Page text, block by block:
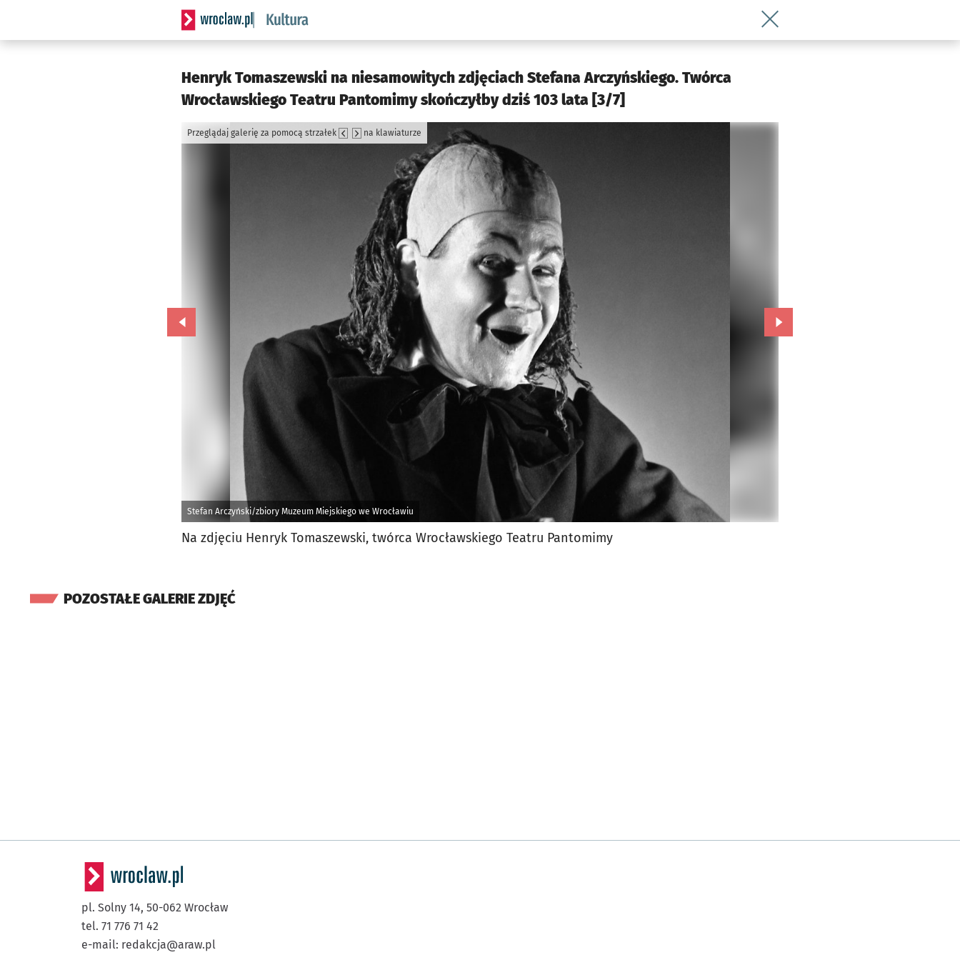
Serwis informacyjny wroclaw.pl podserwis: Kultura
Wróć do artykułu Henryk
Henryk Tomaszewski na niesamowitych zdjęciach Stefana Arczyńskiego. Twórca
Wrocławskiego Teatru Pantomimy skończyłby dziś 103 lata [3/7]
Stefan Arczyński/zbiory Muzeum Miejskiego we Wrocławiu
Przeglądaj galerię za pomocą strzałek na klawiaturze
Przejdź do poprzedniego zdjęcia. Przejdź do kolejnego zdjęcia.
Na zdjęciu Henryk Tomaszewski, twórca Wrocławskiego Teatru Pantomimy
POZOSTAŁE GALERIE ZDJĘĆ
pl. Solny 14, 50-062 Wrocław
tel. 71 776 71 42
e-mail: redakcja@araw.pl